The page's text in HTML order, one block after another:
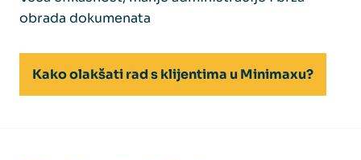
obrada dokumenata
Kako olakšati rad s klijentima u Minimaxu?